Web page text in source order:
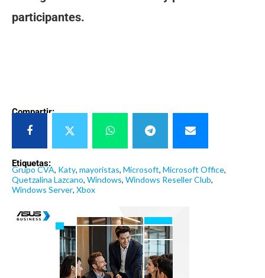
participantes.
Compartir:
Etiquetas:
Grupo CVA, Katy, mayoristas, Microsoft, Microsoft Office,
Quetzalina Lazcano, Windows, Windows Reseller Club,
Windows Server, Xbox